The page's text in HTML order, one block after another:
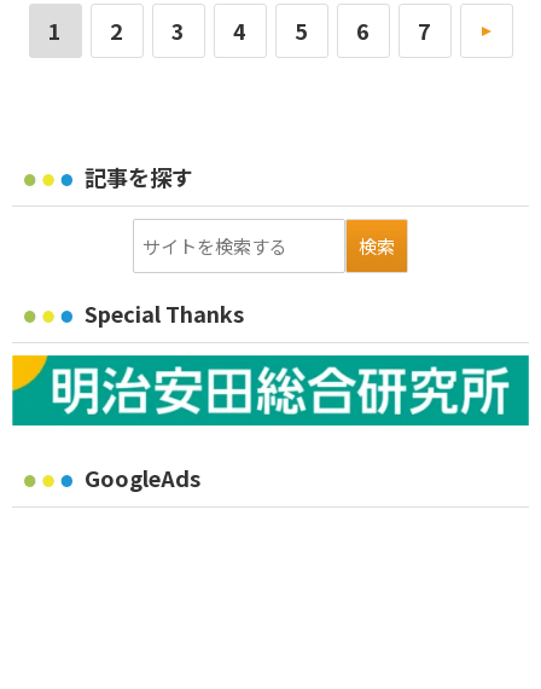
1 2 3 4 5 6 7 »
記事を探す
Special Thanks
GoogleAds